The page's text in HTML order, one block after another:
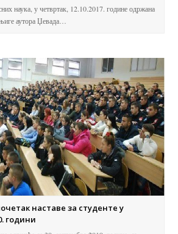
наука, у четвртак, 12.10.2017. године одржана
аутора Џевада…
наставе за студенте у
години